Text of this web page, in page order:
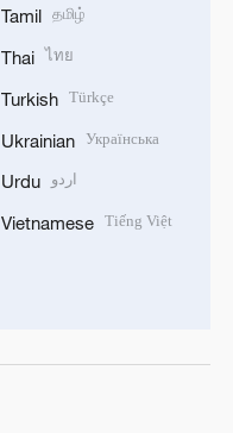
Tamil தமிழ்
Thai ไทย
Turkish Türkçe
Ukrainian Українська
Urdu اردو
Vietnamese Tiếng Việt